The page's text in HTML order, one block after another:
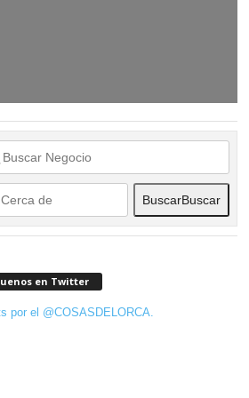
BuscarBuscar
en Twitter
por el @COSASDELORCA.